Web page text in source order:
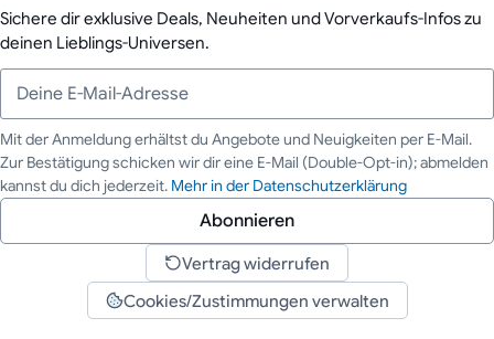
Sichere dir exklusive Deals, Neuheiten und Vorverkaufs-Infos zu
deinen Lieblings-Universen.
Deine E-Mail-Adresse
Mit der Anmeldung erhältst du Angebote und Neuigkeiten per E-Mail.
Zur Bestätigung schicken wir dir eine E-Mail (Double-Opt-in); abmelden
kannst du dich jederzeit. Mehr in der Datenschutzerklärung
Abonnieren
Vertrag widerrufen
Cookies/Zustimmungen verwalten